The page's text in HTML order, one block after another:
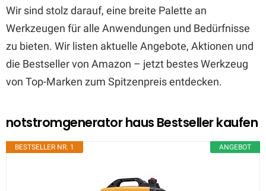
Wir sind stolz darauf, eine breite Palette an
Werkzeugen für alle Anwendungen und Bedürfnisse
zu bieten. Wir listen aktuelle Angebote, Aktionen und
die Bestseller von Amazon – jetzt bestes Werkzeug
von Top-Marken zum Spitzenpreis entdecken.
notstromgenerator haus Bestseller kaufen
ANGEBOT
BESTSELLER NR. 1